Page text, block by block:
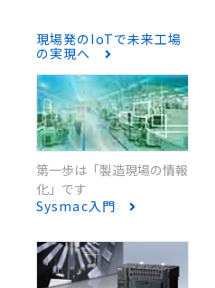
現場発のIoTで未来工場
の実現へ
第一歩は「製造現場の情報
化」です
Sysmac入門